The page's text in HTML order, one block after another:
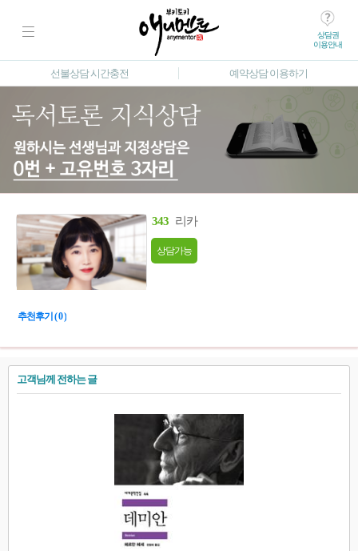
상담권
이용안내
선불상담 시간충전 예약상담 이용하기
343 리카
상담가능
추천후기 ( 0 )
고객님께 전하는 글